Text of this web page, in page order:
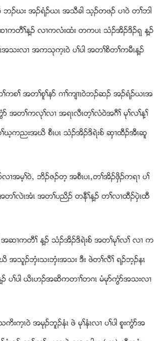
ဥဃး အဥရံဥဎၚ အသီခါ သ့ဥတဖဥ ပ႕၀ဲ တႈဘါ
တီႈန႔ဥ လ႕ကလံးထံး တကပၚ သံဥအိဥဒိဥရု န႔ဥ
သးလ႕ အကသုက့ၚ၀ဲ ပႈပါ အတႈစိတႈကမီၚန႔ဥ
ႈကစႈ အတႈစူႈနဏ ဂ႕ႈက်႕ၚ၀ဲဘဥဆဥ အဥရံဥဎၚအ
ဏ အတႈကလုႈလ႕ အရၚလီၚတ့ႈလံ၀ဲအဂီႈ မုႈလႈန႔ႈ
လႈဃ့ကညးအဃိ စီၚပၚ သံဥအိဥဒိရဲးစ္ ဆွ႕ထီဥအီၚဆူ
အမ့ႈ၀ဲယ ဘိဥဇဥတ့ အစီၚပၚယတႈအိဥဖွိဥကရ႕ ပႈ
တႈလဲၚအံၚ အတႈပညိဥ တနီႈန႔ဥ တႈလ႕ထီဥပွဲၚထီ
႕ကတီႈ န႔ဥ သံဥအိဥဒိရဲးစ္ အတႈမုႈလႈ လ႕ က
ဃိ အသူဥဘွံးသးဘွံးအသး ဒီး ဖဲတႈလီႈ ရဥဘ့ဥနၚ
ဥ ပႈပါ ဎိၚဟဥအဆိကတ႕ႈတဂၚ မံမုဏကြံဏအသးလ႕
က့ၚ၀ဲ အမုဥဘူဥနံၚ ဖဲ မုႈနံၚလ႕ ပႈပါ စူးကြံဏအ